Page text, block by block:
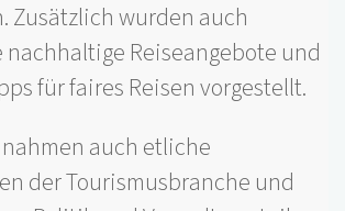
Zusätzlich wurden auch
Reiseangebote und
für faires Reisen vorgestellt.
auch etliche
der Tourismusbranche und